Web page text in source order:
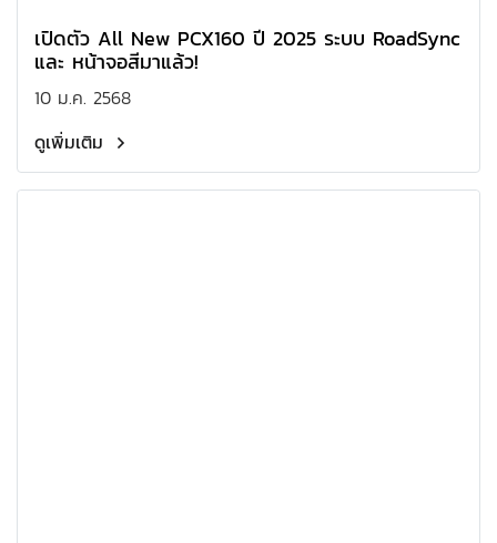
เปิดตัว All New PCX160 ปี 2025 ระบบ RoadSync
และ หน้าจอสีมาแล้ว!
10 ม.ค. 2568
ดูเพิ่มเติม